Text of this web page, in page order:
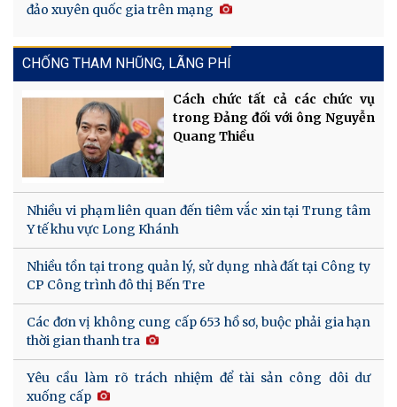
đảo xuyên quốc gia trên mạng
CHỐNG THAM NHŨNG, LÃNG PHÍ
Cách chức tất cả các chức vụ
trong Đảng đối với ông Nguyễn
Quang Thiều
Nhiều vi phạm liên quan đến tiêm vắc xin tại Trung tâm
Y tế khu vực Long Khánh
Nhiều tồn tại trong quản lý, sử dụng nhà đất tại Công ty
CP Công trình đô thị Bến Tre
Các đơn vị không cung cấp 653 hồ sơ, buộc phải gia hạn
thời gian thanh tra
Yêu cầu làm rõ trách nhiệm để tài sản công dôi dư
xuống cấp